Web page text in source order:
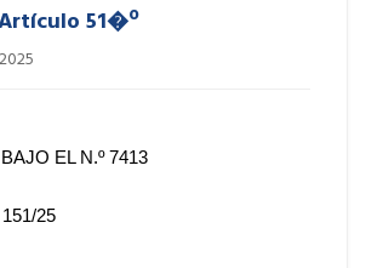
51�º
EL N.º 7413
25